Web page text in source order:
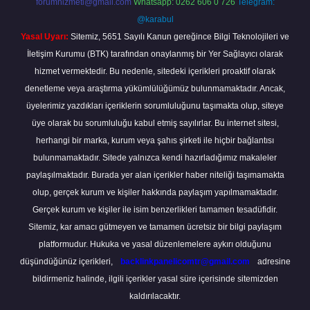
forumhizmeti@gmail.com Whatsapp: 0262 606 0 726 Telegram:
@karabul
Yasal Uyarı: Sitemiz, 5651 Sayılı Kanun gereğince Bilgi Teknolojileri ve
İletişim Kurumu (BTK) tarafından onaylanmış bir Yer Sağlayıcı olarak
hizmet vermektedir. Bu nedenle, sitedeki içerikleri proaktif olarak
denetleme veya araştırma yükümlülüğümüz bulunmamaktadır. Ancak,
üyelerimiz yazdıkları içeriklerin sorumluluğunu taşımakta olup, siteye
üye olarak bu sorumluluğu kabul etmiş sayılırlar. Bu internet sitesi,
herhangi bir marka, kurum veya şahıs şirketi ile hiçbir bağlantısı
bulunmamaktadır. Sitede yalnızca kendi hazırladığımız makaleler
paylaşılmaktadır. Burada yer alan içerikler haber niteliği taşımamakta
olup, gerçek kurum ve kişiler hakkında paylaşım yapılmamaktadır.
Gerçek kurum ve kişiler ile isim benzerlikleri tamamen tesadüfidir.
Sitemiz, kar amacı gütmeyen ve tamamen ücretsiz bir bilgi paylaşım
platformudur. Hukuka ve yasal düzenlemelere aykırı olduğunu
düşündüğünüz içerikleri,
backlinkpanelicomtr@gmail.com
adresine
bildirmeniz halinde, ilgili içerikler yasal süre içerisinde sitemizden
kaldırılacaktır.